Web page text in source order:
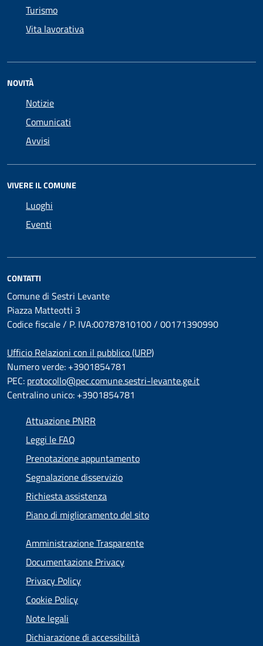
Turismo
Vita lavorativa
NOVITÀ
Notizie
Comunicati
Avvisi
VIVERE IL COMUNE
Luoghi
Eventi
CONTATTI
Comune di Sestri Levante
Piazza Matteotti 3
Codice fiscale / P. IVA:00787810100 / 00171390990
Ufficio Relazioni con il pubblico (URP)
Numero verde: +3901854781
PEC: protocollo@pec.comune.sestri-levante.ge.it
Centralino unico: +3901854781
Attuazione PNRR
Leggi le FAQ
Prenotazione appuntamento
Segnalazione disservizio
Richiesta assistenza
Piano di miglioramento del sito
Amministrazione Trasparente
Documentazione Privacy
Privacy Policy
Cookie Policy
Note legali
Dichiarazione di accessibilità